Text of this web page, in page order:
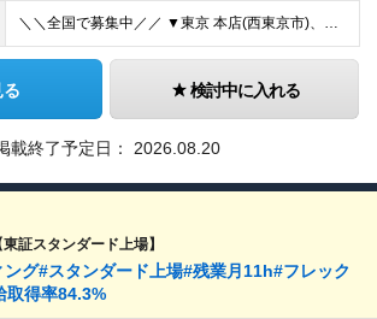
＼＼全国で募集中／／ ▼東京 本店(西東京市)、つきみ野店、多摩店、立川店、町田店、 調布店、綾瀬店、高円寺店、池尻店、船堀店、練馬店 ▼埼玉 草加店、越谷店、蕨店、大宮店、浦和店、 川越店、志木
検討中に入れる
載終了予定日： 2026.08.20
証スタンダード上場】
グ#スタンダード上場#残業月11h#フレック
取得率84.3%